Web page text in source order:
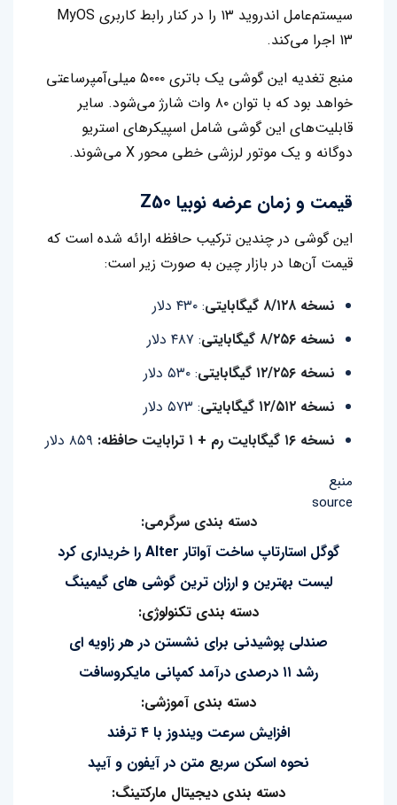
سیستم‌عامل اندروید ۱۳ را در کنار رابط کاربری MyOS
13 اجرا می‌کند.
منبع تغدیه این‌ گوشی یک باتری ۵۰۰۰ میلی‌آمپرساعتی
خواهد بود که با توان ۸۰ وات شارژ می‌شود. سایر
قابلیت‌های این‌ گوشی شامل اسپیکرهای استریو
دوگانه و یک موتور لرزشی خطی محور X می‌شوند.
قیمت و زمان عرضه نوبیا Z50
این گوشی در چندین ترکیب حافظه ارائه شده است که
قیمت آن‌ها در بازار چین به صورت زیر است:
نسخه ۸/۱۲۸ گیگابایتی
: ۴۳۰ دلار
نسخه ۸/۲۵۶ گیگابایتی
: ۴۸۷ دلار
نسخه ۱۲/۲۵۶ گیگابایتی
: ۵۳۰ دلار
نسخه ۱۲/۵۱۲ گیگابایتی
: ۵۷۳ دلار
نسخه ۱۶ گیگابایت رم + ۱ ترابایت حافظه:
منبع
source
دسته بندی سرگرمی:
گوگل استارتاپ ساخت آواتار Alter را خریداری کرد
لیست بهترین و ارزان ترین گوشی های گیمینگ
دسته بندی تکنولوژی:
صندلی پوشیدنی برای نشستن در هر زاویه ای
رشد ۱۱ درصدی درآمد کمپانی مایکروسافت
دسته بندی آموزشی:
افزایش سرعت ویندوز با ۴ ترفند
نحوه اسکن سریع متن در آیفون و آیپد
دسته بندی دیجیتال مارکتینگ: